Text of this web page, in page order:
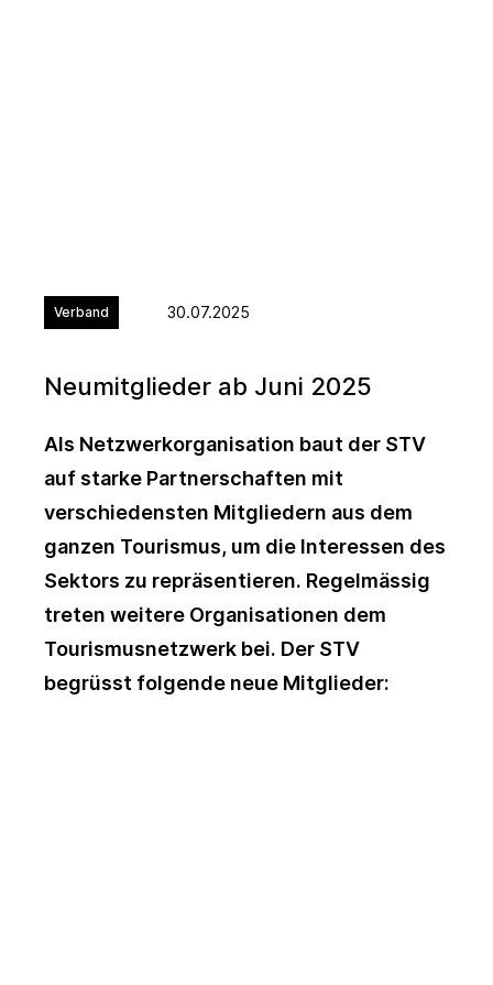
Verband 30.07.2025
Neumitglieder ab Juni 2025
Als Netzwerkorganisation baut der STV
auf starke Partnerschaften mit
verschiedensten Mitgliedern aus dem
ganzen Tourismus, um die Interessen des
Sektors zu repräsentieren. Regelmässig
treten weitere Organisationen dem
Tourismusnetzwerk bei. Der STV
begrüsst folgende neue Mitglieder: